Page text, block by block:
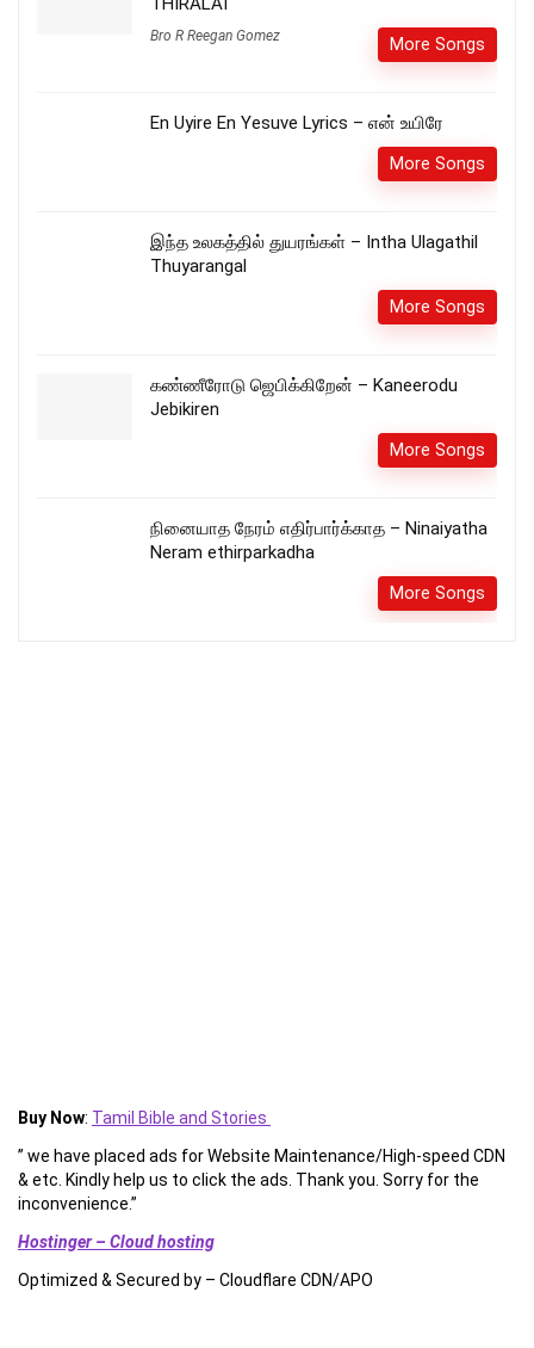
Bro R Reegan Gomez More Songs
En Uyire En Yesuve Lyrics – என் உயிரே
More Songs
இந்த உலகத்தில் துயரங்கள் – Intha Ulagathil
Thuyarangal
More Songs
கண்ணீரோடு ஜெபிக்கிறேன் – Kaneerodu
Jebikiren
More Songs
நினையாத நேரம் எதிர்பார்க்காத – Ninaiyatha
Neram ethirparkadha
More Songs
Buy Now: Tamil Bible and Stories
” we have placed ads for Website Maintenance/High-speed CDN
& etc. Kindly help us to click the ads. Thank you. Sorry for the
inconvenience.”
Hostinger – Cloud hosting
Optimized & Secured by – Cloudflare CDN/APO